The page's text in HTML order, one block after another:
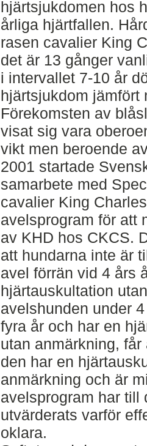
hjärtsjukdomen hos
årliga hjärtfallen.
rasen cavalier King
det är 13 gånger
i intervallet 7-10 år
hjärtsjukdom jämfört
Förekomsten av
visat sig vara
vikt men beroende
2001 startade
samarbete med
cavalier King
avelsprogram för att
av KHD hos CKCS.
att hundarna inte är
avel förrän vid 4 års
hjärtauskultation
avelshunden under
fyra år och har en
utan anmärkning,
den har en
anmärkning och är
avelsprogram har till
utvärderats varför
oklara.